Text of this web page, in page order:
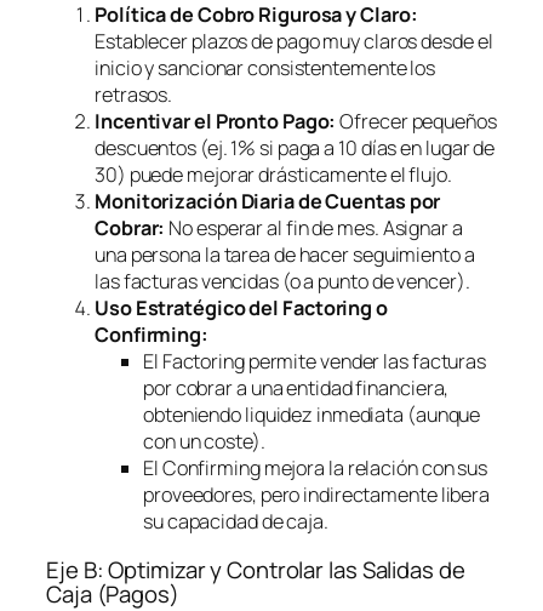
Política de Cobro Rigurosa y Claro:
Establecer plazos de pago muy claros desde el
inicio y sancionar consistentemente los
retrasos.
Incentivar el Pronto Pago: Ofrecer pequeños
descuentos (ej. 1% si paga a 10 días en lugar de
30) puede mejorar drásticamente el flujo.
Monitorización Diaria de Cuentas por
Cobrar: No esperar al fin de mes. Asignar a
una persona la tarea de hacer seguimiento a
las facturas vencidas (o a punto de vencer).
Uso Estratégico del Factoringo
Confirming:
El Factoringpermite vender las facturas
por cobrar a una entidad financiera,
obteniendo liquidez inmediata (aunque
con un coste).
ElConfirmingmejora la relación con sus
proveedores, pero indirectamente libera
su capacidad de caja.
Eje B: Optimizar y Controlar las Salidas de
Caja (Pagos)